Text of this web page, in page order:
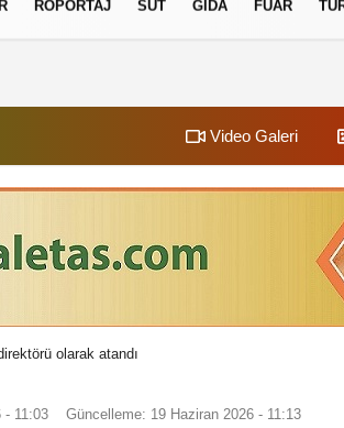
RÖPORTAJ SÜT GIDA FUAR
Video Galeri
olarak atandı
- 11:03 Güncelleme: 19 Haziran 2026 - 11:13